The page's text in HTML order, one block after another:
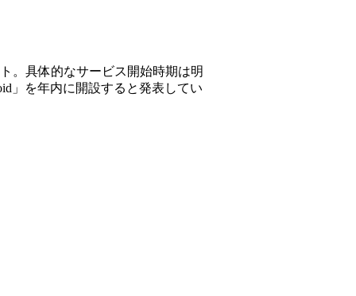
。具体的なサービス開始時期は明
」を年内に開設すると発表してい